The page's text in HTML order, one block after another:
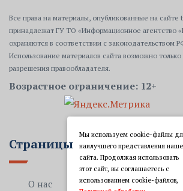
Все права на материалы, опубликованные на сайте
принадлежат ГУ ТО «Информационное агентство
охраняются в соответствии с законодательством
Использование материалов сайта возможно
разрешения правообладателя.
Возрастное ограничение: 12+
Страницы
О нас
Мы используем cookie-файлы
наилучшего представления
сайта. Продолжая использовать
этот сайт, вы соглашаетесь с
использованием cookie-файлов,